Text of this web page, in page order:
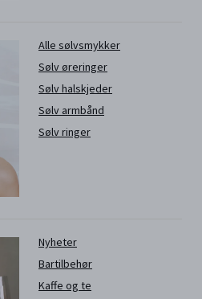
Alle sølvsmykker
Sølv øreringer
Sølv halskjeder
Sølv armbånd
Sølv ringer
Nyheter
Bartilbehør
Kaffe og te